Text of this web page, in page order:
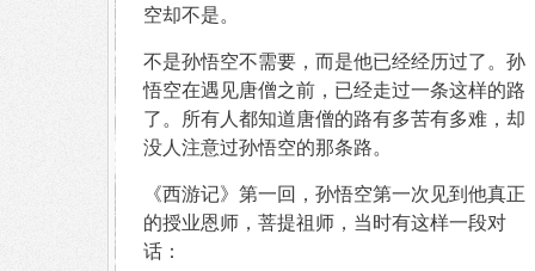
空却不是。
不是孙悟空不需要，而是他已经经历过了。孙
悟空在遇见唐僧之前，已经走过一条这样的路
了。所有人都知道唐僧的路有多苦有多难，却
没人注意过孙悟空的那条路。
《西游记》第一回，孙悟空第一次见到他真正
的授业恩师，菩提祖师，当时有这样一段对
话：